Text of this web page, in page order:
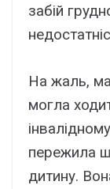
забій
На жаль,
могла
пережила
дитину.